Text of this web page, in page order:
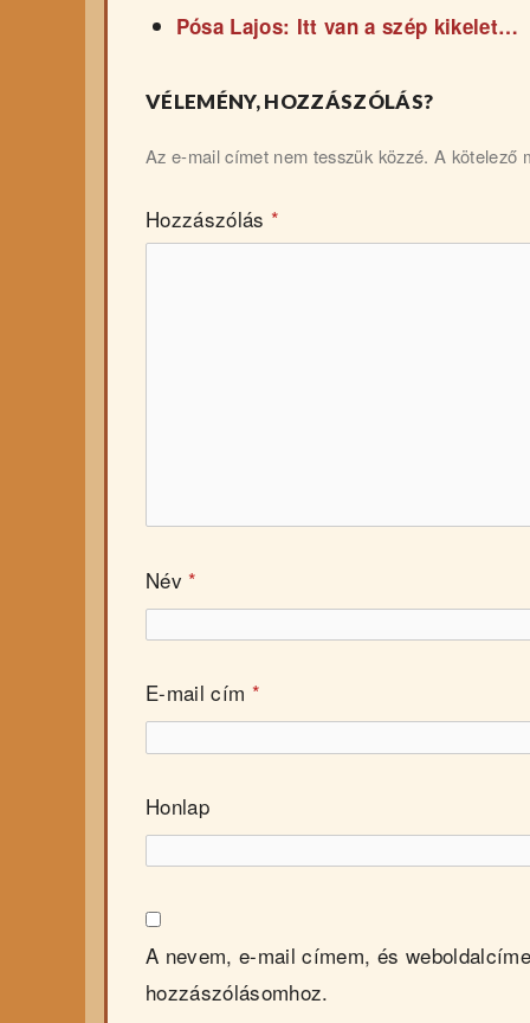
Pósa Lajos: Itt van a szép kikelet…
VÉLEMÉNY, HOZZÁSZÓLÁS?
Az e-mail címet nem tesszük közzé. A kötelező
Hozzászólás *
Név *
E-mail cím *
Honlap
A nevem, e-mail címem, és
hozzászólásomhoz.